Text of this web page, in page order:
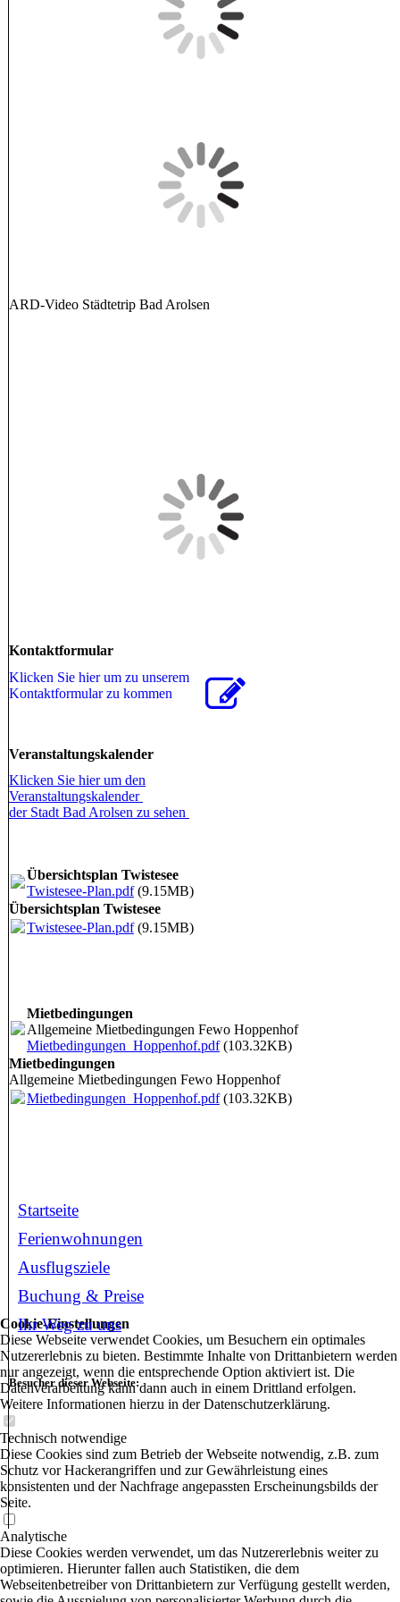
ARD-Video Städtetrip Bad Arolsen
Kontaktformular
Klicken Sie hier um zu unserem
Kon­takt­for­mu­lar zu kommen
Veranstaltungskalender
Klicken Sie hier um den
Veranstaltungskalender
der Stadt Bad Arolsen zu sehen
Übersichtsplan Twistesee
Twistesee-Plan.pdf(9.15MB)
Übersichtsplan Twistesee
Twistesee-Plan.pdf(9.15MB)
Mietbedingungen
Allgemeine Mietbedingungen Fewo Hoppenhof
Mietbedingungen_Hoppenhof.pdf(103.32KB)
Mietbedingungen
Allgemeine Mietbedingungen Fewo Hoppenhof
Mietbedingungen_Hoppenhof.pdf(103.32KB)
Startseite
Ferienwohnungen
Ausflugsziele
Buchung & Preise
Ihr Weg zu uns
Besucher dieser Webseite:
Cookie-Einstellungen
Diese Webseite verwendet Cookies, um Besuchern ein optimales
Nutzererlebnis zu bieten. Bestimmte Inhalte von Drittanbietern werden
nur angezeigt, wenn die entsprechende Option aktiviert ist. Die
Datenverarbeitung kann dann auch in einem Drittland erfolgen.
Weitere Informationen hierzu in der Datenschutzerklärung.
Technisch notwendige
Diese Cookies sind zum Betrieb der Webseite notwendig, z.B. zum
Schutz vor Hackerangriffen und zur Gewährleistung eines
konsistenten und der Nachfrage angepassten Erscheinungsbilds der
Seite.
Analytische
Diese Cookies werden verwendet, um das Nutzererlebnis weiter zu
optimieren. Hierunter fallen auch Statistiken, die dem
Webseitenbetreiber von Drittanbietern zur Verfügung gestellt werden,